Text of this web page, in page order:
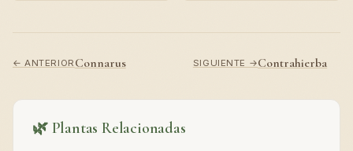
← ANTERIORConnarus SIGUIENTE →Contrahierba
🌿 Plantas Relacionadas